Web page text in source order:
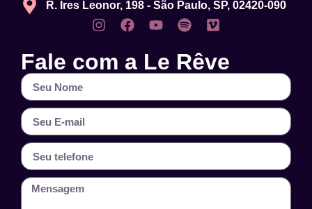
R. Ires Leonor, 198 - São Paulo, SP, 02420-090
Fale com a Le Rêve